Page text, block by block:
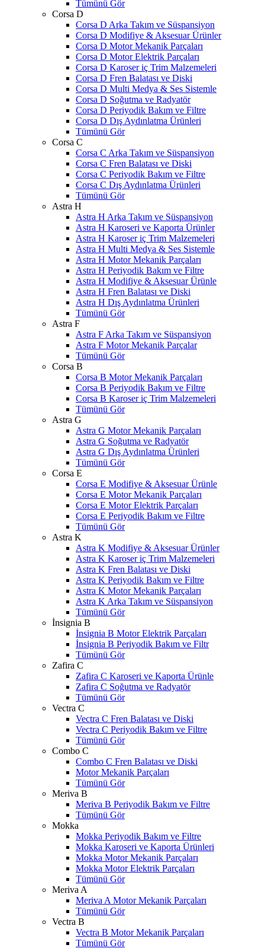
Tümünü Gör
Corsa D
Corsa D Arka Takım ve Süspansiyon
Corsa D Modifiye & Aksesuar Ürünler
Corsa D Motor Mekanik Parçaları
Corsa D Motor Elektrik Parçaları
Corsa D Karoser iç Trim Malzemeleri
Corsa D Fren Balatası ve Diski
Corsa D Multi Medya & Ses Sistemle
Corsa D Soğutma ve Radyatör
Corsa D Periyodik Bakım ve Filtre
Corsa D Dış Aydınlatma Ürünleri
Tümünü Gör
Corsa C
Corsa C Arka Takım ve Süspansiyon
Corsa C Fren Balatası ve Diski
Corsa C Periyodik Bakım ve Filtre
Corsa C Dış Aydınlatma Ürünleri
Tümünü Gör
Astra H
Astra H Arka Takım ve Süspansiyon
Astra H Karoseri ve Kaporta Ürünler
Astra H Karoser iç Trim Malzemeleri
Astra H Multi Medya & Ses Sistemle
Astra H Motor Mekanik Parçaları
Astra H Periyodik Bakım ve Filtre
Astra H Modifiye & Aksesuar Ürünle
Astra H Fren Balatası ve Diski
Astra H Dış Aydınlatma Ürünleri
Tümünü Gör
Astra F
Astra F Arka Takım ve Süspansiyon
Astra F Motor Mekanik Parçalar
Tümünü Gör
Corsa B
Corsa B Motor Mekanik Parçaları
Corsa B Periyodik Bakım ve Filtre
Corsa B Karoser iç Trim Malzemeleri
Tümünü Gör
Astra G
Astra G Motor Mekanik Parçaları
Astra G Soğutma ve Radyatör
Astra G Dış Aydınlatma Ürünleri
Tümünü Gör
Corsa E
Corsa E Modifiye & Aksesuar Ürünle
Corsa E Motor Mekanik Parçaları
Corsa E Motor Elektrik Parçaları
Corsa E Periyodik Bakım ve Filtre
Tümünü Gör
Astra K
Astra K Modifiye & Aksesuar Ürünler
Astra K Karoser iç Trim Malzemeleri
Astra K Fren Balatası ve Diski
Astra K Periyodik Bakım ve Filtre
Astra K Motor Mekanik Parçaları
Astra K Arka Takım ve Süspansiyon
Tümünü Gör
İnsignia B
İnsignia B Motor Elektrik Parçaları
İnsignia B Periyodik Bakım ve Filtr
Tümünü Gör
Zafira C
Zafira C Karoseri ve Kaporta Ürünle
Zafira C Soğutma ve Radyatör
Tümünü Gör
Vectra C
Vectra C Fren Balatası ve Diski
Vectra C Periyodik Bakım ve Filtre
Tümünü Gör
Combo C
Combo C Fren Balatası ve Diski
Motor Mekanik Parçaları
Tümünü Gör
Meriva B
Meriva B Periyodik Bakım ve Filtre
Tümünü Gör
Mokka
Mokka Periyodik Bakım ve Filtre
Mokka Karoseri ve Kaporta Ürünleri
Mokka Motor Mekanik Parçaları
Mokka Motor Elektrik Parçaları
Tümünü Gör
Meriva A
Meriva A Motor Mekanik Parçaları
Tümünü Gör
Vectra B
Vectra B Motor Mekanik Parçaları
Tümünü Gör